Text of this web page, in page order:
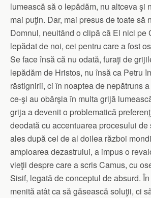
lumească să o lepădăm, nu altceva şi
mai puţin. Dar, mai presus de toate să
Domnul, neuitând o clipă că El nici pe
lepădat de noi, cei pentru care a fost
Se face însă că nu odată, furaţi de
lepădăm de Hristos, nu însă ca Petru
răstignirii, ci în noaptea de nepătruns
ce-şi au obârşia în multa grijă
grija a devenit o problematică
deodată cu accentuarea procesului
ales după cel de al doilea război
amploarea dezastrului, a impus o
vieţii despre care a scris Camus, cu
Sisif, legată de conceptul de absurd.
menită atât ca să găsească soluţii, ci